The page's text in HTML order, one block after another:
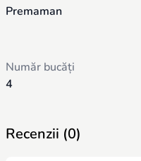
Premaman
Număr bucăți
4
Recenzii (0)